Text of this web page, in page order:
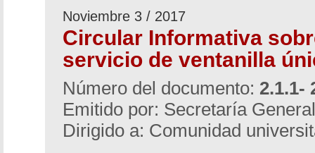
Noviembre 3 / 2017
Circular Informativa
servicio de ventanilla
Número del documento: 2.1.1-
Emitido por: Secretaría General
Dirigido a: Comunidad